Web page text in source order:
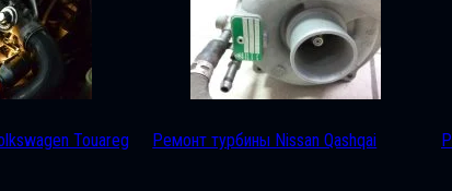
Touareg Ремонт турбины Nissan Qashqai